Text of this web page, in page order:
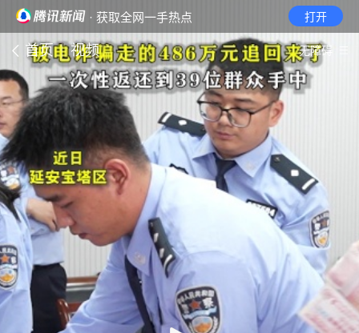
· 获取全网一手热点 打开
首页 视频 无障碍